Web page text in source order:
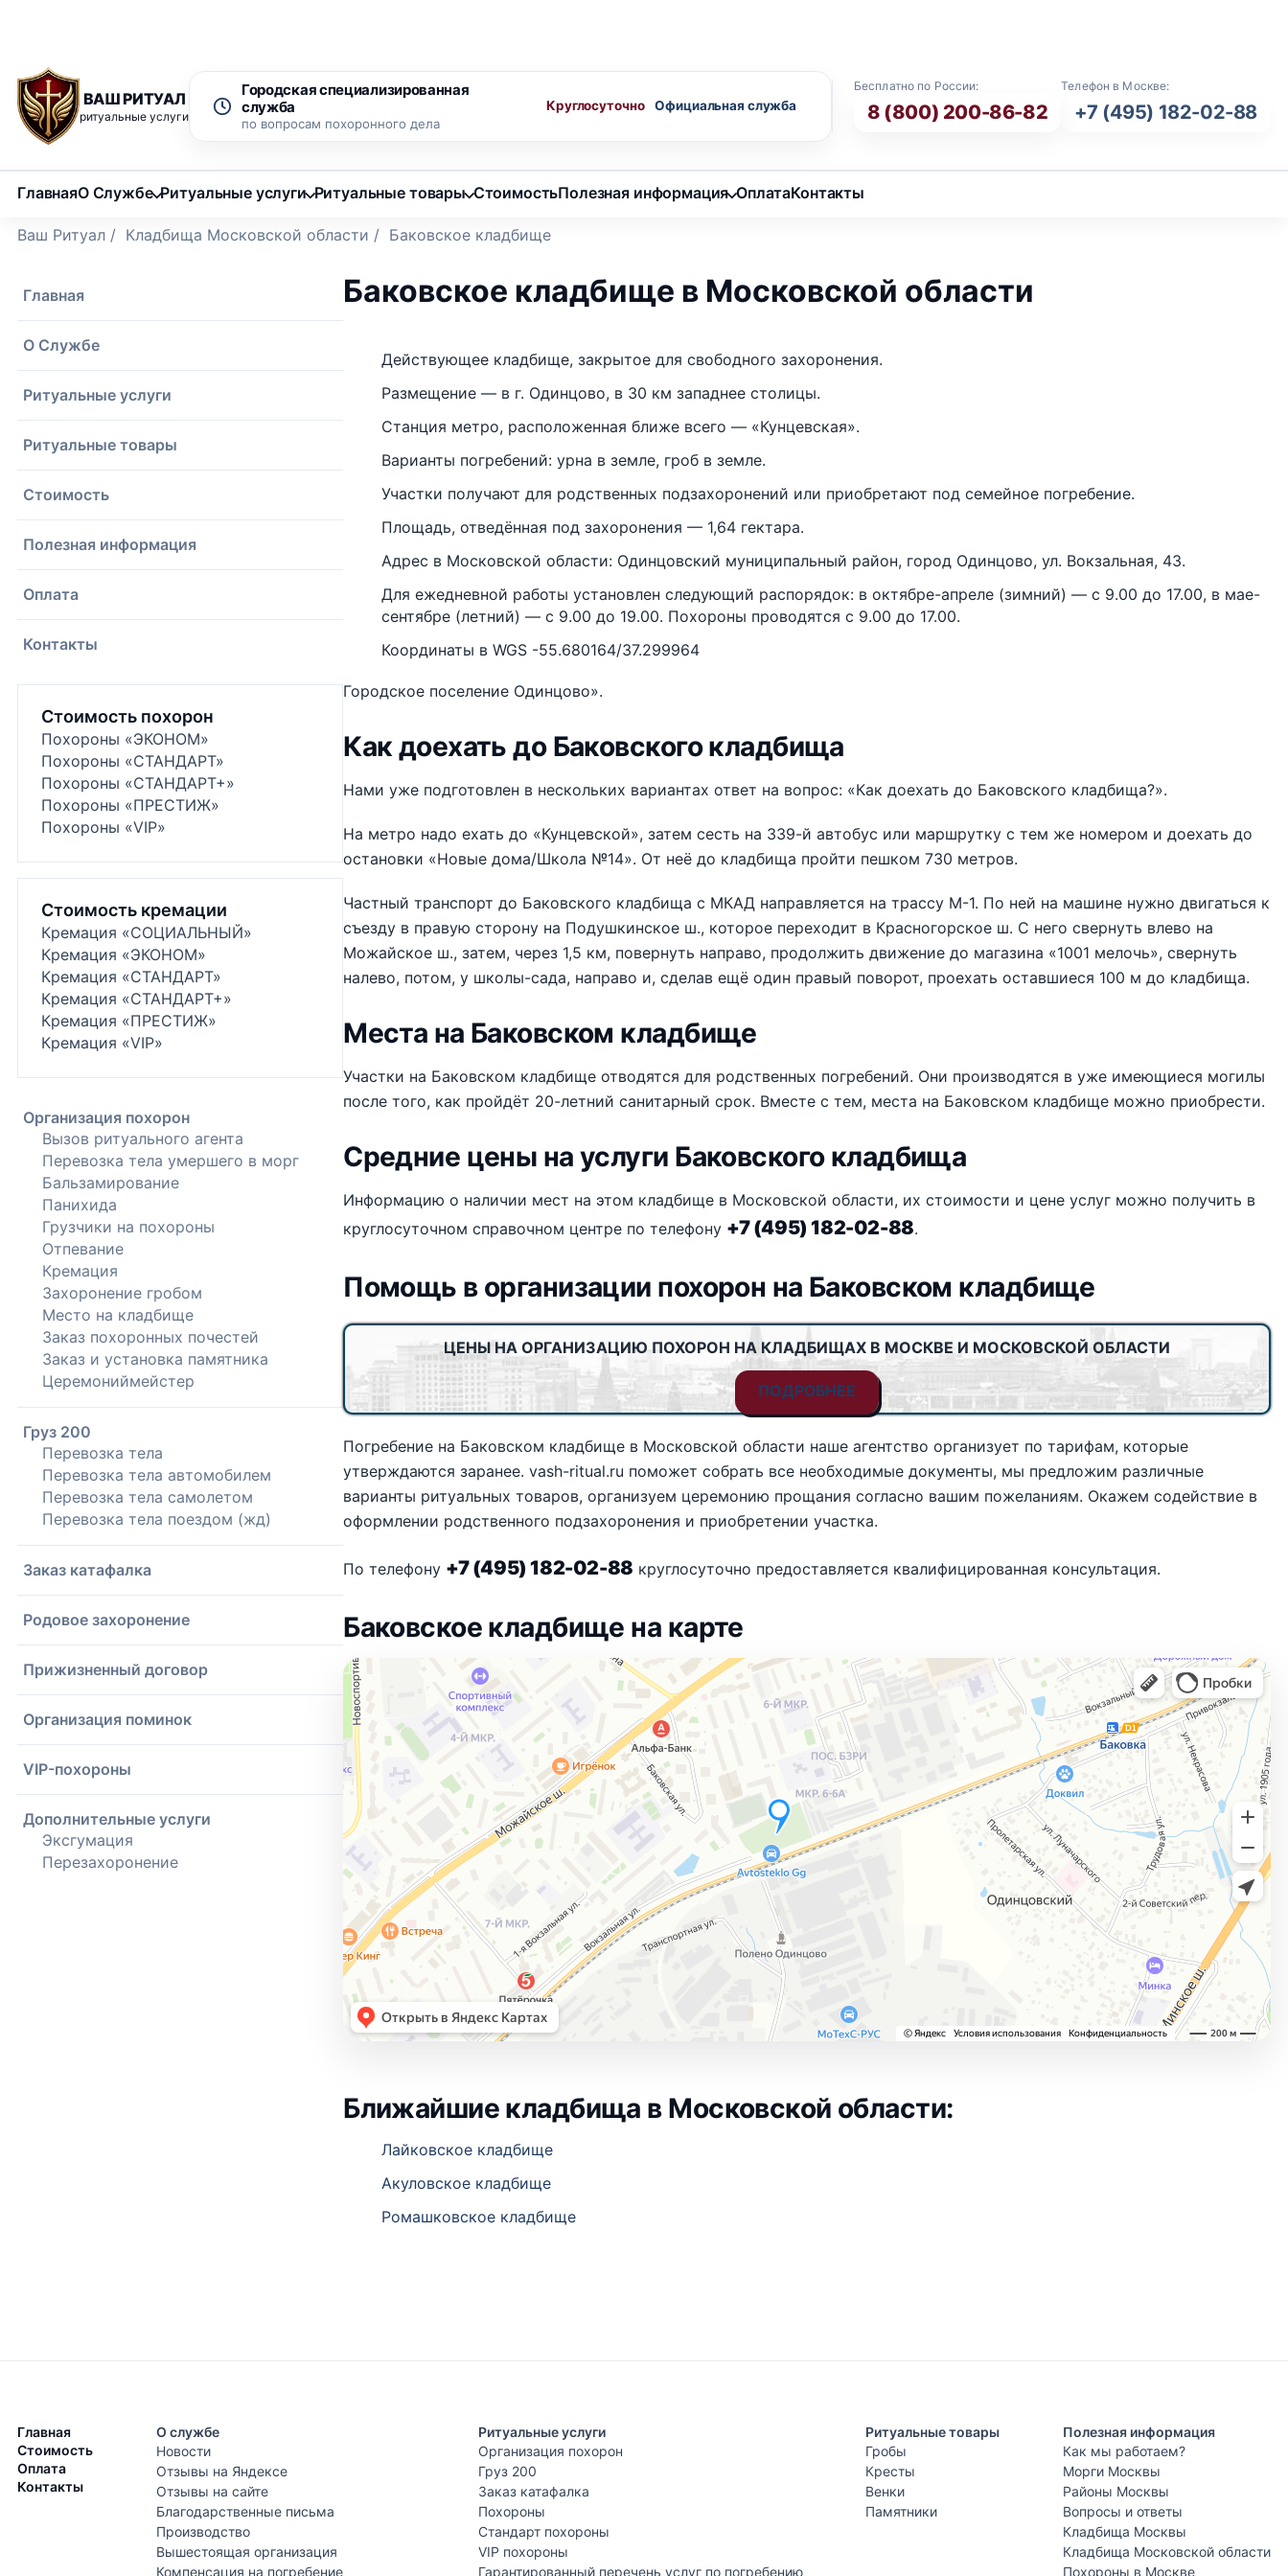
ВАШ РИТУАЛ
ритуальные услуги
Бесплатно по России:
8 (800) 200-86-82
Телефон в Москве:
+7 (495) 182-02-88
Городская специализированная
служба
по вопросам похоронного дела
Круглосуточно
ГлавнаяО Службе Ритуальные услуги Ритуальные товары СтоимостьПолезная информация ОплатаКонтакты
Ваш Ритуал / Кладбища Московской области / Баковское кладбище
Главная
О Службе
Ритуальные услуги
Ритуальные товары
Стоимость
Полезная информация
Оплата
Контакты
Стоимость похорон
Похороны «ЭКОНОМ»
Похороны «СТАНДАРТ»
Похороны «СТАНДАРТ+»
Похороны «ПРЕСТИЖ»
Похороны «VIP»
Стоимость кремации
Кремация «СОЦИАЛЬНЫЙ»
Кремация «ЭКОНОМ»
Кремация «СТАНДАРТ»
Кремация «СТАНДАРТ+»
Кремация «ПРЕСТИЖ»
Кремация «VIP»
Организация похорон
Вызов ритуального агента
Перевозка тела умершего в морг
Бальзамирование
Панихида
Грузчики на похороны
Отпевание
Кремация
Захоронение гробом
Место на кладбище
Заказ похоронных почестей
Заказ и установка памятника
Церемониймейстер
Груз 200
Перевозка тела
Перевозка тела автомобилем
Перевозка тела самолетом
Перевозка тела поездом (жд)
Заказ катафалка
Родовое захоронение
Прижизненный договор
Организация поминок
VIP-похороны
Дополнительные услуги
Эксгумация
Перезахоронение
Баковское кладбище в Московской области
Действующее кладбище, закрытое для свободного захоронения.
Размещение — в г. Одинцово, в 30 км западнее столицы.
Станция метро, расположенная ближе всего — «Кунцевская».
Варианты погребений: урна в земле, гроб в земле.
Участки получают для родственных подзахоронений или приобретают под семейное погребение.
Площадь, отведённая под захоронения — 1,64 гектара.
Адрес в Московской области: Одинцовский муниципальный район, город Одинцово, ул. Вокзальная, 43.
Для ежедневной работы установлен следующий распорядок: в октябре-апреле (зимний) — с 9.00 до 17.00, в мае-
сентябре (летний) — с 9.00 до 19.00. Похороны проводятся с 9.00 до 17.00.
Координаты в WGS -55.680164/37.299964
Городское поселение Одинцово».
Как доехать до Баковского кладбища
Нами уже подготовлен в нескольких вариантах ответ на вопрос: «Как доехать до Баковского кладбища?».
На метро надо ехать до «Кунцевской», затем сесть на 339-й автобус или маршрутку с тем же номером и доехать до
остановки «Новые дома/Школа №14». От неё до кладбища пройти пешком 730 метров.
Частный транспорт до Баковского кладбища с МКАД направляется на трассу М-1. По ней на машине нужно двигаться к
съезду в правую сторону на Подушкинское ш., которое переходит в Красногорское ш. С него свернуть влево на
Можайское ш., затем, через 1,5 км, повернуть направо, продолжить движение до магазина «1001 мелочь», свернуть
налево, потом, у школы-сада, направо и, сделав ещё один правый поворот, проехать оставшиеся 100 м до кладбища.
Места на Баковском кладбище
Участки на Баковском кладбище отводятся для родственных погребений. Они производятся в уже имеющиеся могилы
после того, как пройдёт 20-летний санитарный срок. Вместе с тем, места на Баковском кладбище можно приобрести.
Средние цены на услуги Баковского кладбища
Информацию о наличии мест на этом кладбище в Московской области, их стоимости и цене услуг можно получить в
круглосуточном справочном центре по телефону +7 (495) 182-02-88.
Помощь в организации похорон на Баковском кладбище
ЦЕНЫ НА ОРГАНИЗАЦИЮ ПОХОРОН НА КЛАДБИЩАХ В МОСКВЕ И МОСКОВСКОЙ ОБЛАСТИ
ПОДРОБНЕЕ
Погребение на Баковском кладбище в Московской области наше агентство организует по тарифам, которые
утверждаются заранее. vash-ritual.ru поможет собрать все необходимые документы, мы предложим различные
варианты ритуальных товаров, организуем церемонию прощания согласно вашим пожеланиям. Окажем содействие в
оформлении родственного подзахоронения и приобретении участка.
По телефону +7 (495) 182-02-88 круглосуточно предоставляется квалифицированная консультация.
Баковское кладбище на карте
Ближайшие кладбища в Московской области:
Лайковское кладбище
Акуловское кладбище
Ромашковское кладбище
Главная
Стоимость
Оплата
Контакты
О службе
Новости
Отзывы на Яндексе
Отзывы на сайте
Благодарственные письма
Производство
Вышестоящая организация
Компенсация на погребение
Ритуальные услуги
Организация похорон
Груз 200
Заказ катафалка
Похороны
Стандарт похороны
VIP похороны
Гарантированный перечень услуг по погребению
Ритуальные товары
Гробы
Кресты
Венки
Памятники
Полезная информация
Как мы работаем?
Морги Москвы
Районы Москвы
Вопросы и ответы
Кладбища Москвы
Кладбища Московской области
Похороны в Москве